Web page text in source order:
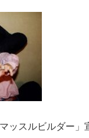
ッスルビルダー